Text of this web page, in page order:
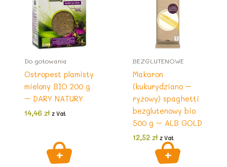
Do gotowania
Ostropest plamisty
mielony BIO 200 g
– DARY NATURY
14,46 zł z Vat
BEZGLUTENOWE
Makaron
(kukurydziano –
ryżowy) spaghetti
bezglutenowy bio
500 g – ALB GOLD
12,52 zł z Vat